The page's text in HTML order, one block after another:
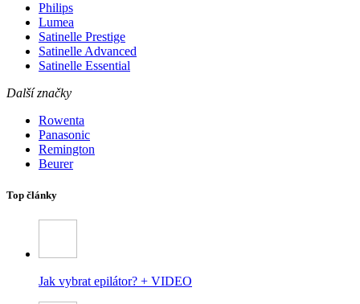
Philips
Lumea
Satinelle Prestige
Satinelle Advanced
Satinelle Essential
Další značky
Rowenta
Panasonic
Remington
Beurer
Top články
Jak vybrat epilátor? + VIDEO